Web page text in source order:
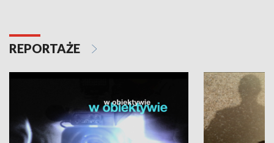
REPORTAŻE